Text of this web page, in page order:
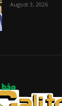
August 3, 2026